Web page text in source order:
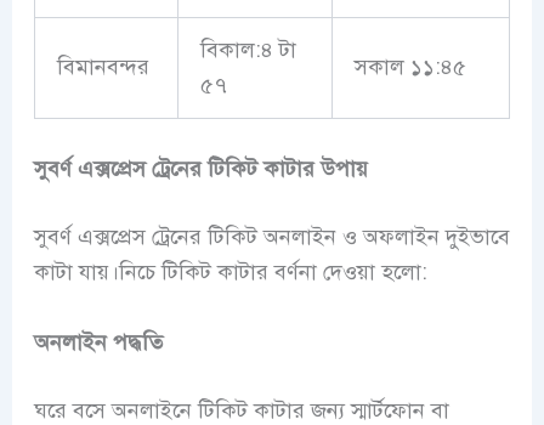
বিমানবন্দর
বিকাল:৪ টা
৫৭
সকাল ১১:৪৫
সুবর্ণ এক্সপ্রেস ট্রেনের টিকিট কাটার উপায়
সুবর্ণ এক্সপ্রেস ট্রেনের টিকিট অনলাইন ও অফলাইন দুইভাবে
কাটা যায়।নিচে টিকিট কাটার বর্ণনা দেওয়া হলো:
অনলাইন পদ্ধতি
ঘরে বসে অনলাইনে টিকিট কাটার জন্য স্মার্টফোন বা